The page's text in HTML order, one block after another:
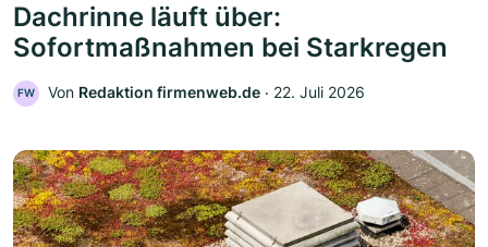
Dachrinne läuft über:
Sofortmaßnahmen bei Starkregen
FW Von Redaktion firmenweb.de ‧ 22. Juli 2026